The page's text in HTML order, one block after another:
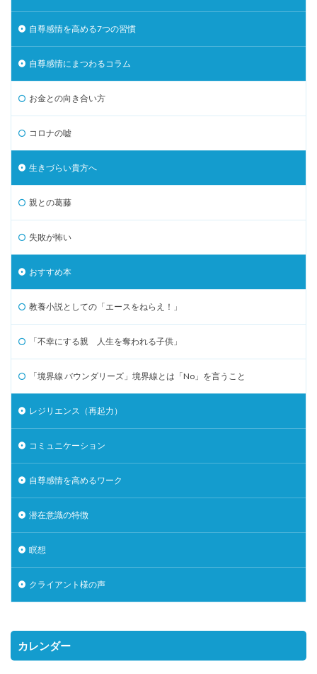
自尊感情を高める7つの習慣
自尊感情にまつわるコラム
お金との向き合い方
コロナの嘘
生きづらい貴方へ
親との葛藤
失敗が怖い
おすすめ本
教養小説としての「エースをねらえ！」
「不幸にする親 人生を奪われる子供」
「境界線 バウンダリーズ」境界線とは「No」を言うこと
レジリエンス（再起力）
コミュニケーション
自尊感情を高めるワーク
潜在意識の特徴
瞑想
クライアント様の声
カレンダー